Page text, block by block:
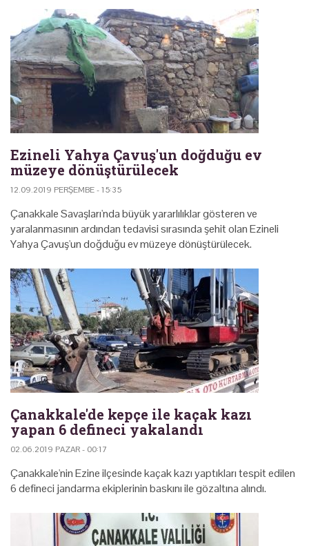
Ezineli Yahya Çavuş'un doğduğu ev
müzeye dönüştürülecek
12.09.2019 PERŞEMBE - 15:35
Çanakkale Savaşları'nda büyük yararlılıklar gösteren ve
yaralanmasının ardından tedavisi sırasında şehit olan Ezineli
Yahya Çavuş'un doğduğu ev müzeye dönüştürülecek.
Çanakkale'de kepçe ile kaçak kazı
yapan 6 defineci yakalandı
02.06.2019 PAZAR - 00:17
Çanakkale'nin Ezine ilçesinde kaçak kazı yaptıkları tespit edilen
6 defineci jandarma ekiplerinin baskını ile gözaltına alındı.